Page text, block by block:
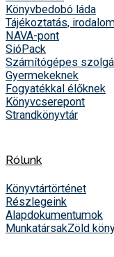
Könyvbedobó láda
Tájékoztatás,
NAVA-pont
SióPack
Számítógépes
Gyermekeknek
Fogyatékkal élőknek
Könyvcserepont
Strandkönyvtár
Rólunk
Könyvtártörténet
Részlegeink
Alapdokumentumok
MunkatársakZöld